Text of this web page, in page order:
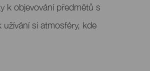
k objevování předmětů s
si atmosféry, kde